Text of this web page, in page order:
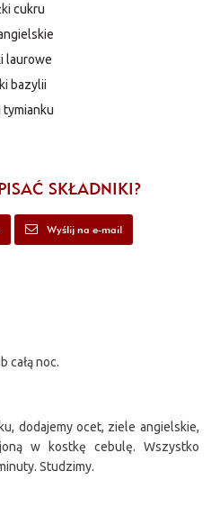
cukru
laurowe
bazylii
tymianku
SKŁADNIKI?
Wyślij na e-mail
całą noc.
dodajemy ocet, ziele angielskie,
w kostkę cebulę. Wszystko
Studzimy.